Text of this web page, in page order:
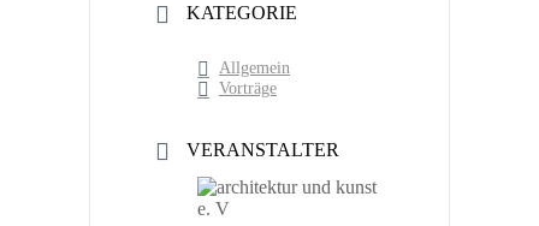
KATEGORIE
Allgemein
Vorträge
VERANSTALTER